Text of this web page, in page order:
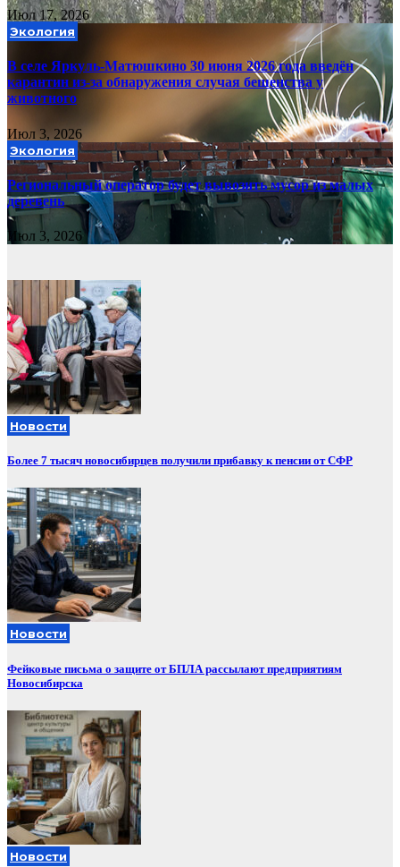
Июл 17, 2026
Экология
В селе Яркуль-Матюшкино 30 июня 2026 года введён
карантин из-за обнаружения случая бешенства у
животного
Июл 3, 2026
Экология
Региональный оператор будет вывозить мусор из малых
деревень
Июл 3, 2026
Новости
Более 7 тысяч новосибирцев получили прибавку к пенсии от СФР
Новости
Фейковые письма о защите от БПЛА рассылают предприятиям
Новосибирска
Новости